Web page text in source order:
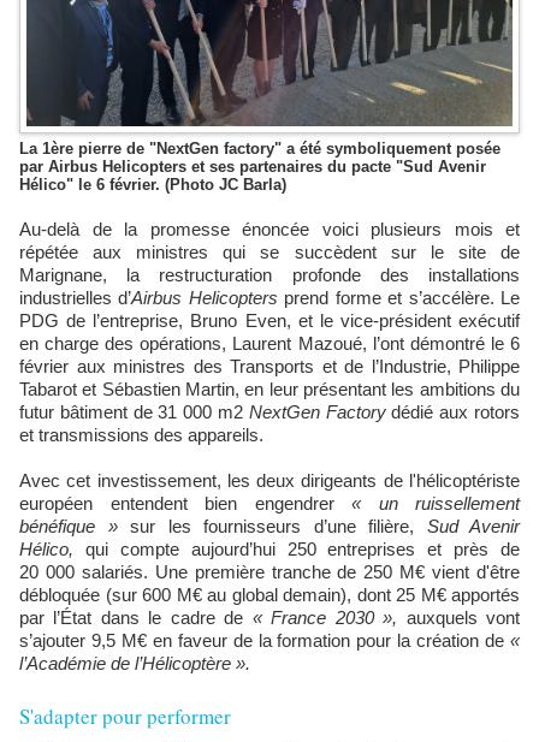
La 1ère pierre de "NextGen factory" a été symboliquement posée
par Airbus Helicopters et ses partenaires du pacte "Sud Avenir
Hélico" le 6 février. (Photo JC Barla)
Au-delà de la promesse énoncée voici plusieurs mois et
répétée aux ministres qui se succèdent sur le site de
Marignane, la restructuration profonde des installations
industrielles d’Airbus Helicopters prend forme et s’accélère. Le
PDG de l’entreprise, Bruno Even, et le vice-président exécutif
en charge des opérations, Laurent Mazoué, l’ont démontré le 6
février aux ministres des Transports et de l’Industrie, Philippe
Tabarot et Sébastien Martin, en leur présentant les ambitions du
futur bâtiment de 31 000 m2 NextGen Factorydédié aux rotors
et transmissions des appareils.
Avec cet investissement, les deux dirigeants de l'hélicoptériste
européen entendent bien engendrer « un ruissellement
bénéfique »sur les fournisseurs d’une filière, Sud Avenir
Hélico, qui compte aujourd’hui 250 entreprises et près de
20 000 salariés. Une première tranche de 250 M€ vient d'être
débloquée (sur 600 M€ au global demain), dont 25 M€ apportés
par l’État dans le cadre de « France 2030 », auxquels vont
s’ajouter 9,5 M€ en faveur de la formation pour la création de «
l’Académie de l’Hélicoptère ».
S'adapter pour performer